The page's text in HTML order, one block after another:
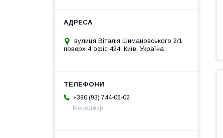
вулиця Віталія Шимановського 2/1
поверх 4 офіс 424, Київ, Україна
+380 (93) 744-06-02
Менеджер